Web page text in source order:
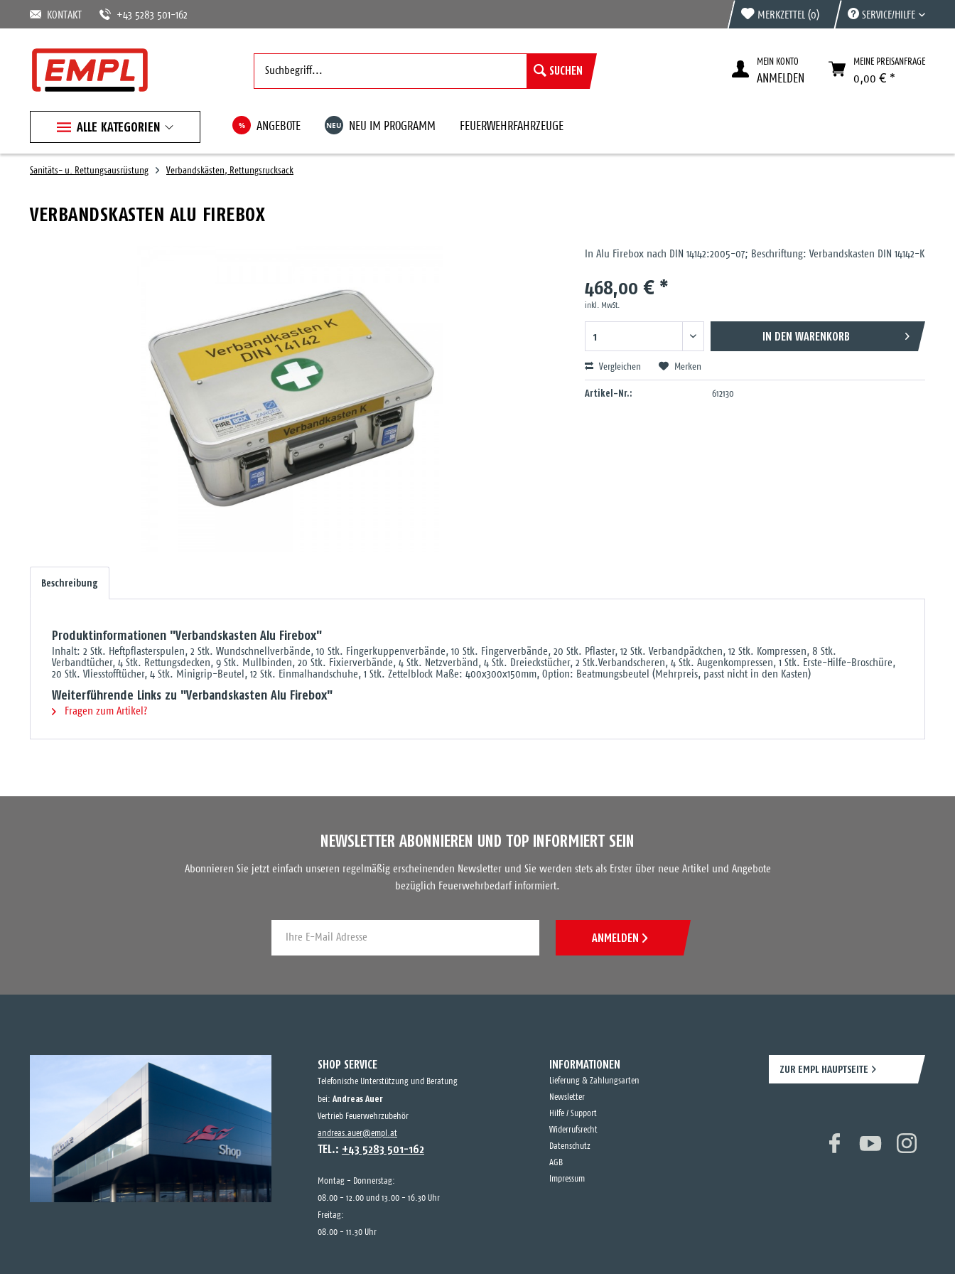
KONTAKT +43 5283 501-162 MERKZETTEL (0) SERVICE/HILFE
SUCHEN
MEIN KONTO
ANMELDEN
MEINE PREISANFRAGE
0,00 € *
ALLE KATEGORIEN % ANGEBOTE NEU NEU IM PROGRAMM FEUERWEHRFAHRZEUGE
Sanitäts- u. Rettungsausrüstung Verbandskästen, Rettungsrucksack
VERBANDSKASTEN ALU FIREBOX
In Alu Firebox nach DIN 14142:2005-07; Beschriftung: Verbandskasten DIN 14142-K
468,00 € *
inkl. MwSt.
IN DEN WARENKORB
Vergleichen Merken
Artikel-Nr.: 612130
Beschreibung
Produktinformationen "Verbandskasten Alu Firebox"
Inhalt: 2 Stk. Heftpflasterspulen, 2 Stk. Wundschnellverbände, 10 Stk. Fingerkuppenverbände, 10 Stk. Fingerverbände, 20 Stk. Pflaster, 12 Stk. Verbandpäckchen, 12 Stk. Kompressen, 8 Stk.
Verbandtücher, 4 Stk. Rettungsdecken, 9 Stk. Mullbinden, 20 Stk. Fixierverbände, 4 Stk. Netzverbänd, 4 Stk. Dreieckstücher, 2 Stk.Verbandscheren, 4 Stk. Augenkompressen, 1 Stk. Erste-Hilfe-Broschüre,
20 Stk. Vliesstofftücher, 4 Stk. Minigrip-Beutel, 12 Stk. Einmalhandschuhe, 1 Stk. Zettelblock Maße: 400x300x150mm, Option: Beatmungsbeutel (Mehrpreis, passt nicht in den Kasten)
Weiterführende Links zu "Verbandskasten Alu Firebox"
Fragen zum Artikel?
NEWSLETTER ABONNIEREN UND TOP INFORMIERT SEIN
Abonnieren Sie jetzt einfach unseren regelmäßig erscheinenden Newsletter und Sie werden stets als Erster über neue Artikel und Angebote
bezüglich Feuerwehrbedarf informiert.
ANMELDEN
SHOP SERVICE
Telefonische Unterstützung und Beratung
bei: Andreas Auer
Vertrieb Feuerwehrzubehör
andreas.auer@empl.at
TEL.: +43 5283 501-162
Montag - Donnerstag:
08.00 - 12.00 und 13.00 - 16.30 Uhr
Freitag:
08.00 - 11.30 Uhr
INFORMATIONEN
Lieferung & Zahlungsarten
Newsletter
Hilfe / Support
Widerrufsrecht
Datenschutz
AGB
Impressum
ZUR EMPL HAUPTSEITE